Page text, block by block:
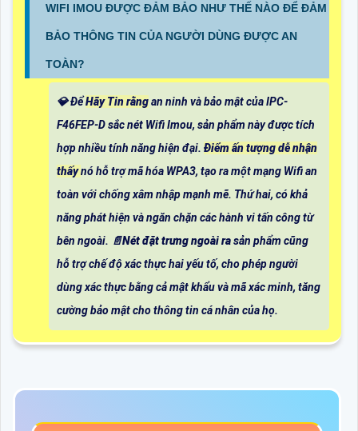
WIFI IMOU ĐƯỢC ĐẢM BẢO NHƯ THẾ NÀO ĐỂ ĐẢM
BẢO THÔNG TIN CỦA NGƯỜI DÙNG ĐƯỢC AN
TOÀN?
💎 ĐểHãy Tin rằngan ninh và bảo mật của IPC-
F46FEP-D sắc nét Wifi Imou, sản phẩm này được tích
hợp nhiều tính năng hiện đại. Điểm ấn tượng dễ nhận
thấynó hỗ trợ mã hóa WPA3, tạo ra một mạng Wifi an
toàn với chống xâm nhập mạnh mẽ. Thứ hai, có khả
năng phát hiện và ngăn chặn các hành vi tấn công từ
bên ngoài. 📄Nét đặt trưng ngoài rasản phẩm cũng
hỗ trợ chế độ xác thực hai yếu tố, cho phép người
dùng xác thực bằng cả mật khẩu và mã xác minh, tăng
cường bảo mật cho thông tin cá nhân của họ.